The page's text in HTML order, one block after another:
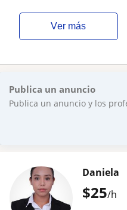
ver más
Publica un anuncio
Publica un anuncio y los
$25/h
Daniela